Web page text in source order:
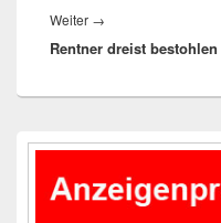
Weiter →
Beitrag:
Rentner dreist bestohlen
Primärer
Widgetbereich